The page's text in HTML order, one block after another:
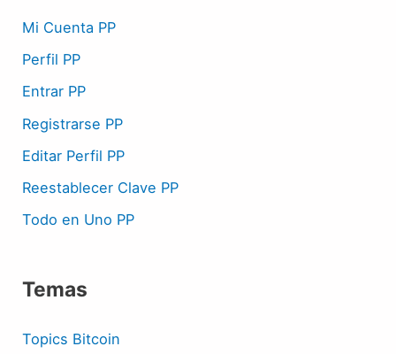
Mi Cuenta PP
Perfil PP
Entrar PP
Registrarse PP
Editar Perfil PP
Reestablecer Clave PP
Todo en Uno PP
Temas
Topics Bitcoin